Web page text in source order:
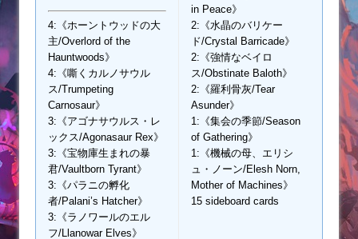
4:《ホーントウッドの大
主/Overlord of the
Hauntwoods》
4:《嘶くカルノサウル
ス/Trumpeting
Carnosaur》
3:《アゴナサウルス・レ
ックス/Agonasaur Rex》
3:《宝物庫生まれの暴
君/Vaultborn Tyrant》
3:《パラニの孵化
者/Palani’s Hatcher》
3:《ラノワールのエル
フ/Llanowar Elves》
in Peace》
2:《水晶のバリケー
ド/Crystal Barricade》
2:《強情なベイロ
ス/Obstinate Baloth》
2:《羅利骨灰/Tear
Asunder》
1:《集会の季節/Season
of Gathering》
1:《機械の母、エリシ
ュ・ノーン/Elesh Norn,
Mother of Machines》
15 sideboard cards